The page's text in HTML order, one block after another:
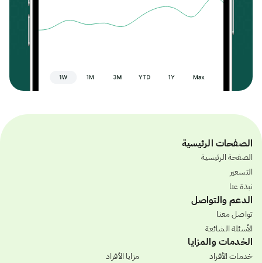
الصفحات الرئيسية
الصفحة الرئيسية
التسعير
نبذة عنا
الدعم والتواصل
تواصل معنا
الأسئلة الشائعة
الخدمات والمزايا
خدمات الأفراد
مزايا الأفراد